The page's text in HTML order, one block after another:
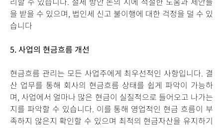
을 받을 수 있으며, 법인세 신고 불이행에 대한 걱정을 덜 수 있
습니다
5.사업의 현금흐름 개선
현금흐름 관리는 모든 사업주에게 최우선적인 사항입니다. 결
산 업무를 통해 회사의 현금흐름 상태를 쉽게 파악이 가능하
며, 사업에서 얼마나 많은 현금이 실질적으로 들어오고 나가는
지를 파악할 수 있습니다. 이를 통해 영업적인 현금 흐름이 부
족하지 않은지 확인할 수 있으며 최적의 현금자산을 유지하기